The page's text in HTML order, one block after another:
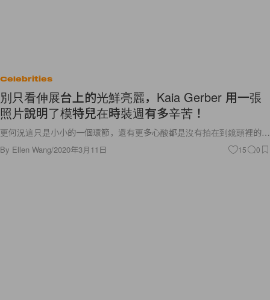
Celebrities
別只看伸展台上的光鮮亮麗，Kaia Gerber 用一張
照片說明了模特兒在時裝週有多辛苦！
更何況這只是小小的一個環節，還有更多心酸都是沒有拍在到鏡頭裡的…
By Ellen Wang/2020年3月11日 15 0